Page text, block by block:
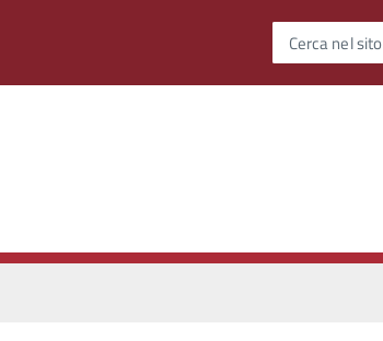
Cerca nel sito